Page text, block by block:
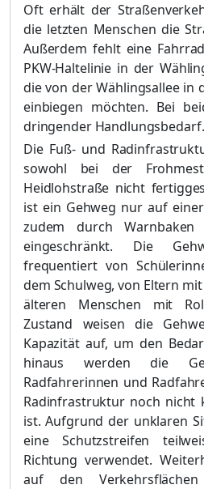
Oft erhält der
die letzten Menschen die
Außerdem fehlt eine
PKW-Haltelinie in der
die von der Wählingsallee in
einbiegen möchten. Bei
dringender Handlungsbedarf.
Die Fuß- und
sowohl bei der
Heidlohstraße nicht
ist ein Gehweg nur auf
zudem durch
eingeschränkt. Die
frequentiert von
dem Schulweg, von Eltern
älteren Menschen mit
Zustand weisen die
Kapazität auf, um den
hinaus werden die
Radfahrerinnen und
Radinfrastruktur noch nicht
ist. Aufgrund der unklaren
eine Schutzstreifen
Richtung verwendet.
auf den